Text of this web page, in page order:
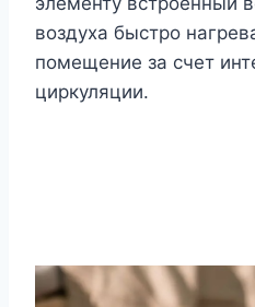
воздуха быстро
помещение за счет
циркуляции.